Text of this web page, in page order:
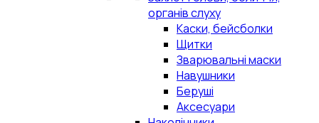
органів слуху
Каски, бейсболки
Щитки
Зварювальні маски
Навушники
Беруші
Аксесуари